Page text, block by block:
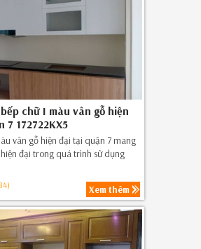
chữ I màu vân gỗ hiện
7 172722KX5
vân gỗ hiện đại tại quận 7 mang
đại trong quá trình sử dụng
Xem thêm